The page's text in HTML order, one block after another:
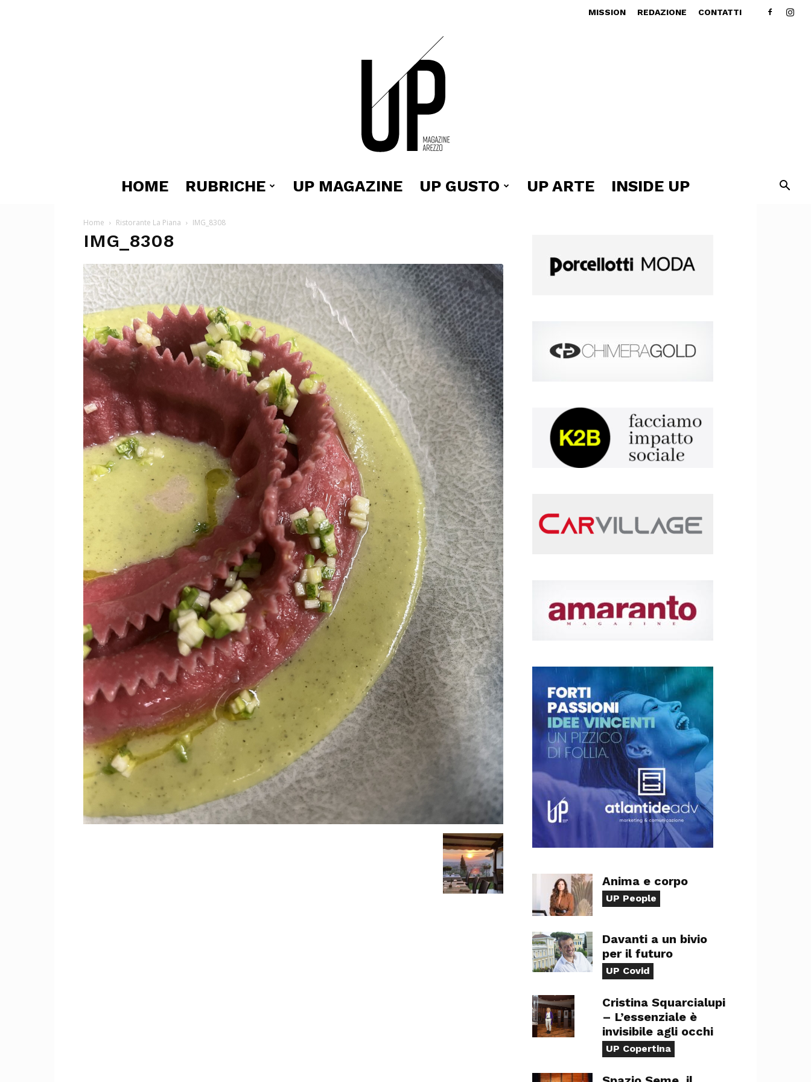
MISSION REDAZIONE CONTATTI
Magazine
HOME RUBRICHE UP MAGAZINE UP GUSTO UP ARTE INSIDE UP
Home Ristorante La Piana IMG_8308
IMG_8308
Anima e corpo
UP People
Davanti a un bivio
per il futuro
UP Covid
Cristina Squarcialupi
– L’essenziale è
invisibile agli occhi
UP Copertina